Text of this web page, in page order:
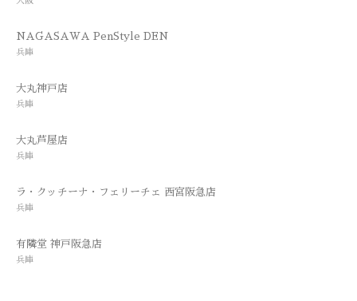
NAGASAWA PenStyle DEN
兵庫
大丸神戸店
兵庫
大丸芦屋店
兵庫
ラ・クッチーナ・フェリーチェ 西宮阪急店
兵庫
有隣堂 神戸阪急店
兵庫